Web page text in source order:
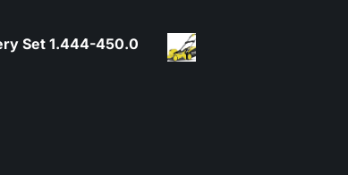
Set 1.444-450.0